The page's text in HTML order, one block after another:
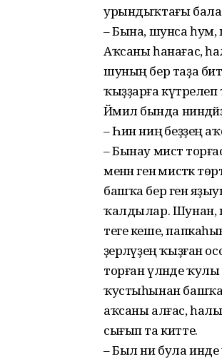
урындыҡтағы балаҫ
– Бына, шунса һум,
Аҡсаны һанағас,
шуның бер таҙа
ҡыҙҙарға
Йәмилә бында
– Һин ниңә беҙҙең
– Бынау мисәт
менән генә мисәткә
башҡа бер генә
ҡалдылар. Шунан,
теге кеше, папкаһын
әҙерләүҙең ҡыҙған
торған үләнде ҡулы
ҡустыһынан башҡа
аҡсаны алғас,
сығып та китте.
– Был ни була инде